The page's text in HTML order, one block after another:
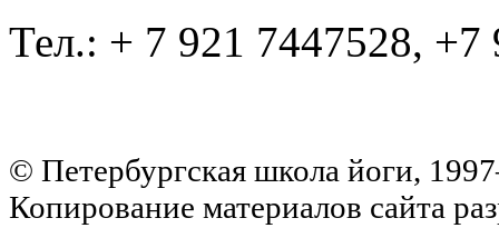
Тел.: + 7 921 7447528, +7
© Петербургская школа йоги,
Копирование материалов сайта